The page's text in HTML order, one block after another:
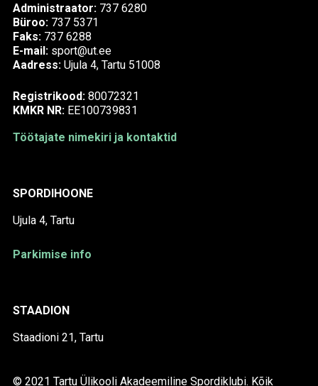
Administraator: 737 6280
Büroo: 737 5371
Faks: 737 6288
E-mail: sport@ut.ee
Aadress: Ujula 4, Tartu 51008
Registrikood: 80072321
KMKR NR: EE100739831
Töötajate nimekiri ja kontaktid
SPORDIHOONE
Ujula 4, Tartu
Parkimise info
STAADION
Staadioni 21, Tartu
© 2021 Tartu Ülikooli Akadeemiline Spordiklubi. Kõik